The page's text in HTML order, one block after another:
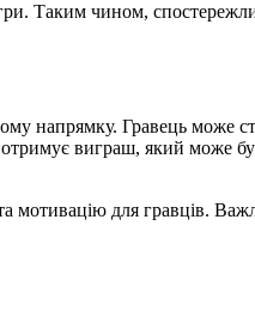
Таким чином,
напрямку. Гравець може
виграш, який може
мотивацію для гравців.